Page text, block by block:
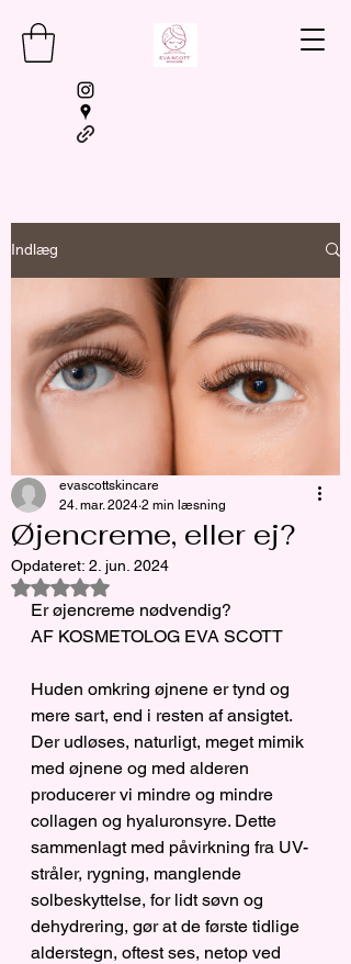
BOOKING
Indlæg
Øjencreme, eller ej?
evascottskincare
24. mar. 2024 2 min læsning
Opdateret: 2. jun. 2024
Bedømt til NaN ud af 5 stjerner.
Er øjencreme nødvendig?
AF KOSMETOLOG EVA SCOTT
Huden omkring øjnene er tynd og
mere sart, end i resten af ansigtet.
Der udløses, naturligt, meget mimik
med øjnene og med alderen
producerer vi mindre og mindre
collagen og hyaluronsyre. Dette
sammenlagt med påvirkning fra UV-
stråler, rygning, manglende
solbeskyttelse, for lidt søvn og
dehydrering, gør at de første tidlige
alderstegn, oftest ses, netop ved